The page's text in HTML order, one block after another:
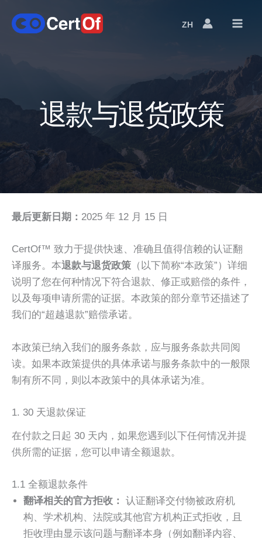
ZH
语
退款与退货政策
最后更新日期： 2025 年 12 月 15 日
CertOf™ 致力于提供快速、准确且值得信赖的认证翻
译服务。本退款与退货政策 （以下简称“本政策”）详细
说明了您在何种情况下符合退款、修正或赔偿的条件，
以及每项申请所需的证据。本政策的部分章节还描述了
我们的“超越退款”赔偿承诺。
本政策已纳入我们的服务条款，应与服务条款共同阅
读。如果本政策提供的具体承诺与服务条款中的一般限
制有所不同，则以本政策中的具体承诺为准。
1. 30 天退款保证
在付款之日起 30 天内，如果您遇到以下任何情况并提
供所需的证据，您可以申请全额退款。
1.1 全额退款条件
翻译相关的官方拒收：
认证翻译交付物被政府机
构、学术机构、法院或其他官方机构正式拒收，且
拒收理由显示该问题与翻译本身（例如翻译内容、